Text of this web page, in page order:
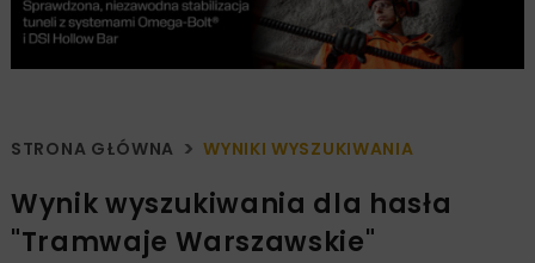
STRONA GŁÓWNA WYNIKI WYSZUKIWANIA
Wynik wyszukiwania dla hasła
"Tramwaje Warszawskie"